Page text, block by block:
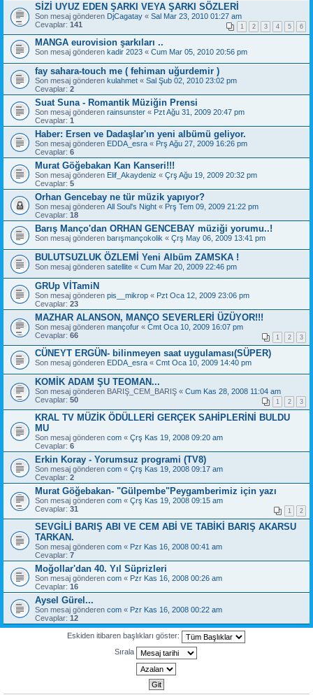
SİZİ UYUZ EDEN ŞARKI VEYA ŞARKI SÖZLERİ
Son mesaj gönderen DjCagatay « Sal Mar 23, 2010 01:27 am
Cevaplar: 141 1 2 3 4 5 6
MANGA eurovision şarkıları ..
Son mesaj gönderen kadir 2023 « Cum Mar 05, 2010 20:56 pm
fay sahara-touch me ( fehiman uğurdemir )
Son mesaj gönderen kulahmet « Sal Şub 02, 2010 23:02 pm
Cevaplar: 2
Suat Suna - Romantik Müziğin Prensi
Son mesaj gönderen rainsunster « Pzt Ağu 31, 2009 20:47 pm
Cevaplar: 1
Haber: Ersen ve Dadaşlar'ın yeni albümü geliyor.
Son mesaj gönderen EDDA_esra « Prş Ağu 27, 2009 16:26 pm
Cevaplar: 6
Murat Göğebakan Kan Kanseri!!!
Son mesaj gönderen Elif_Akaydeniz « Çrş Ağu 19, 2009 20:32 pm
Cevaplar: 5
Orhan Gencebay ne tür müzik yapıyor?
Son mesaj gönderen All Soul's Night « Prş Tem 09, 2009 21:22 pm
Cevaplar: 18
Barış Manço'dan ORHAN GENCEBAY müziği yorumu..!
Son mesaj gönderen barışmançokolik « Çrş May 06, 2009 13:41 pm
BULUTSUZLUK ÖZLEMİ Yeni Albüm ZAMSKA !
Son mesaj gönderen satellite « Cum Mar 20, 2009 22:46 pm
GRUp VİTamiN
Son mesaj gönderen pis__mikrop « Pzt Oca 12, 2009 23:06 pm
Cevaplar: 23
MAZHAR ALANSON, MANÇO SEVERLERİ ÜZÜYOR!!!
Son mesaj gönderen mançofur « Cmt Oca 10, 2009 16:07 pm
Cevaplar: 66 1 2 3
CÜNEYT ERGÜN- bilinmeyen saat uygulaması(SÜPER)
Son mesaj gönderen EDDA_esra « Cmt Oca 10, 2009 14:40 pm
KOMİK ADAM ŞU TEOMAN...
Son mesaj gönderen BARIŞ_CEM_BARIŞ « Cum Kas 28, 2008 11:04 am
Cevaplar: 50 1 2 3
KRAL TV MÜZİK ÖDÜLLERİ GERÇEK SAHİPLERİNİ BULDU
MU
Son mesaj gönderen com « Çrş Kas 19, 2008 09:20 am
Cevaplar: 6
Erkin Koray - Yorumsuz programi (TV8)
Son mesaj gönderen com « Çrş Kas 19, 2008 09:17 am
Cevaplar: 2
Murat Göğebakan- "Gülpembe"Peygamberimiz için yazı
Son mesaj gönderen com « Çrş Kas 19, 2008 09:15 am
Cevaplar: 31 1 2
SEVGİLİ BARIŞ ABI VE CEM ABİ VE TABİKİ BARIŞ AKARSU
TARKAN.
Son mesaj gönderen com « Pzr Kas 16, 2008 00:41 am
Cevaplar: 7
Moğollar'dan 40. Yıl Süprizleri
Son mesaj gönderen com « Pzr Kas 16, 2008 00:26 am
Cevaplar: 16
Aysel Gürel...
Son mesaj gönderen com « Pzr Kas 16, 2008 00:22 am
Cevaplar: 12
Eskiden itibaren başlıkları göster:
Sırala